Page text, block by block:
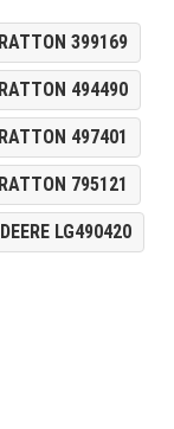
399169
494490
497401
795121
LG490420